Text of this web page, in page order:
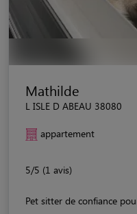
Mathilde
L ISLE D ABEAU 38080
appartement
5/5 (1 avis)
Pet sitter de confiance